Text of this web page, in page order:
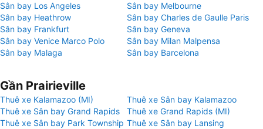
Sân bay Los Angeles
Sân bay Melbourne
Sân bay Heathrow
Sân bay Charles de Gaulle Paris
Sân bay Frankfurt
Sân bay Geneva
Sân bay Venice Marco Polo
Sân bay Milan Malpensa
Sân bay Malaga
Sân bay Barcelona
Gần Prairieville
Thuê xe Kalamazoo (MI)
Thuê xe Sân bay Kalamazoo
Thuê xe Sân bay Grand Rapids
Thuê xe Grand Rapids (MI)
Thuê xe Sân bay Park Township Thuê xe Sân bay Lansing